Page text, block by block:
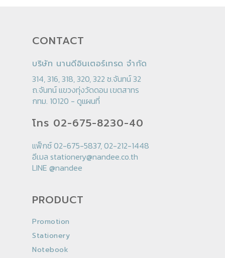
CONTACT
บริษัท นานดีอินเตอร์เทรด จำกัด
314, 316, 318, 320, 322 ซ.จันทน์ 32
ถ.จันทน์ แขวงทุ่งวัดดอน เขตสาทร
กทม. 10120 - ดูแผนที่
โทร 02-675-8230-40
แฟ็กซ์ 02-675-5837, 02-212-1448
อีเมล stationery@nandee.co.th
LINE @nandee
PRODUCT
Promotion
Stationery
Notebook